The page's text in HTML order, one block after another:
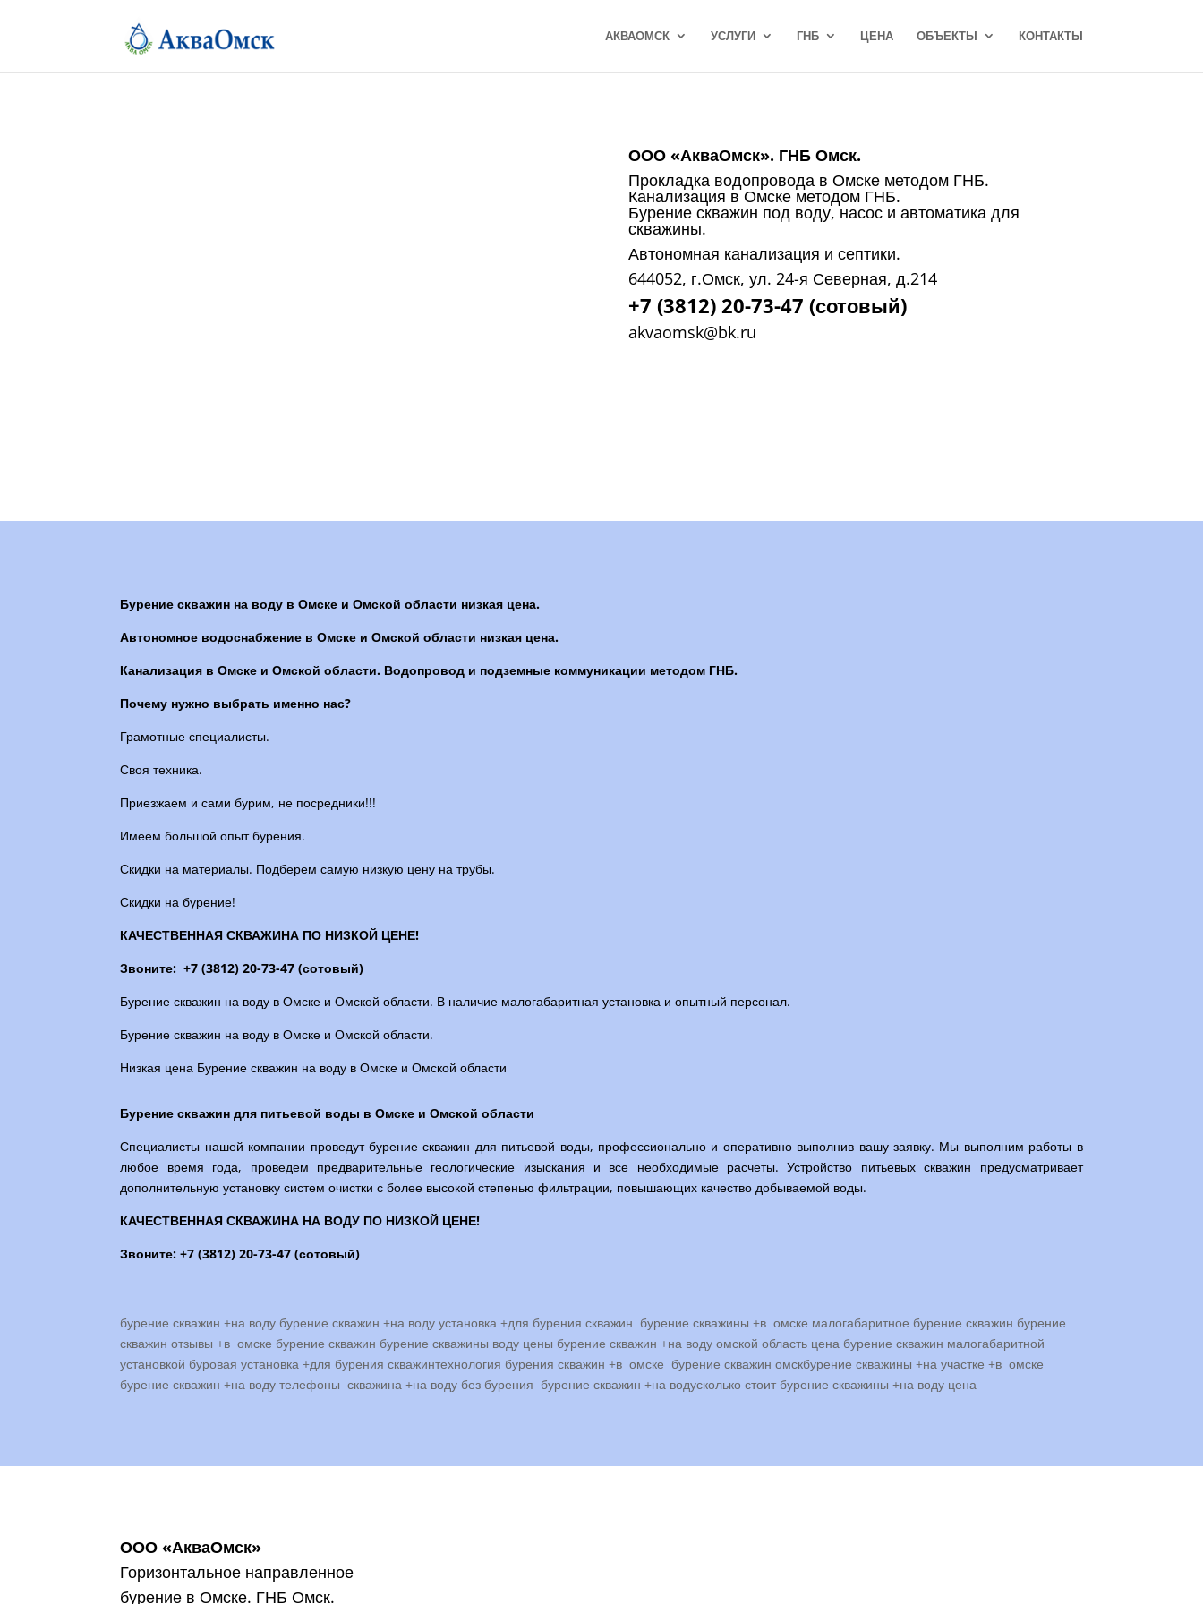
АКВАОМСК УСЛУГИ ГНБ ЦЕНА ОБЪЕКТЫ КОНТАКТЫ
ООО «АкваОмск». ГНБ Омск.
Прокладка водопровода в Омске методом ГНБ.
Канализация в Омске методом ГНБ.
Бурение скважин под воду, насос и автоматика для
скважины.
Автономная канализация и септики.
644052, г.Омск, ул. 24-я Северная, д.214
+7 (3812) 20-73-47 (сотовый)
akvaomsk@bk.ru
Бурение скважин на воду в Омске и Омской области низкая цена.
Автономное водоснабжение в Омске и Омской области низкая цена.
Канализация в Омске и Омской области. Водопровод и подземные коммуникации методом ГНБ.
Почему нужно выбрать именно нас?
Грамотные специалисты.
Своя техника.
Приезжаем и сами бурим, не посредники!!!
Имеем большой опыт бурения.
Скидки на материалы. Подберем самую низкую цену на трубы.
Скидки на бурение!
КАЧЕСТВЕННАЯ СКВАЖИНА ПО НИЗКОЙ ЦЕНЕ!
Звоните:+7 (3812) 20-73-47 (сотовый)
Бурение скважин на воду в Омске и Омской области. В наличие малогабаритная установка и опытный персонал.
Бурение скважин на воду в Омске и Омской области.
Низкая цена Бурение скважин на воду в Омске и Омской области
Бурение скважин для питьевой воды в Омске и Омской области
Специалисты нашей компании проведут бурение скважин для питьевой воды, профессионально и оперативно выполнив вашу заявку. Мы выполним работы в
любое время года, проведем предварительные геологические изыскания и все необходимые расчеты. Устройство питьевых скважин предусматривает
дополнительную установку систем очистки с более высокой степенью фильтрации, повышающих качество добываемой воды.
КАЧЕСТВЕННАЯ СКВАЖИНА НА ВОДУ ПО НИЗКОЙ ЦЕНЕ!
Звоните:+7 (3812) 20-73-47 (сотовый)
бурение скважин +на воду бурение скважин +на воду установка +для бурения скважин бурение скважины +в омске малогабаритное бурение скважин бурение
скважин отзывы +в омске бурение скважин бурение скважины воду цены бурение скважин +на воду омской область цена бурение скважин малогабаритной
установкой буровая установка +для бурения скважинтехнология бурения скважин +в омске бурение скважин омскбурение скважины +на участке +в омске
бурение скважин +на воду телефоны скважина +на воду без бурения бурение скважин +на водусколько стоит бурение скважины +на воду цена
ООО «АкваОмск»
Горизонтальное направленное
бурение в Омске. ГНБ Омск.